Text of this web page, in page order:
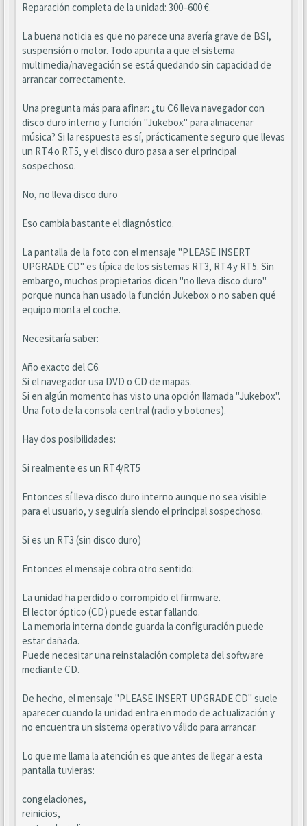
Reparación completa de la unidad: 300–600 €.
La buena noticia es que no parece una avería grave de BSI,
suspensión o motor. Todo apunta a que el sistema
multimedia/navegación se está quedando sin capacidad de
arrancar correctamente.
Una pregunta más para afinar: ¿tu C6 lleva navegador con
disco duro interno y función "Jukebox" para almacenar
música? Si la respuesta es sí, prácticamente seguro que llevas
un RT4 o RT5, y el disco duro pasa a ser el principal
sospechoso.
No, no lleva disco duro
Eso cambia bastante el diagnóstico.
La pantalla de la foto con el mensaje "PLEASE INSERT
UPGRADE CD" es típica de los sistemas RT3, RT4 y RT5. Sin
embargo, muchos propietarios dicen "no lleva disco duro"
porque nunca han usado la función Jukebox o no saben qué
equipo monta el coche.
Necesitaría saber:
Año exacto del C6.
Si el navegador usa DVD o CD de mapas.
Si en algún momento has visto una opción llamada "Jukebox".
Una foto de la consola central (radio y botones).
Hay dos posibilidades:
Si realmente es un RT4/RT5
Entonces sí lleva disco duro interno aunque no sea visible
para el usuario, y seguiría siendo el principal sospechoso.
Si es un RT3 (sin disco duro)
Entonces el mensaje cobra otro sentido:
La unidad ha perdido o corrompido el firmware.
El lector óptico (CD) puede estar fallando.
La memoria interna donde guarda la configuración puede
estar dañada.
Puede necesitar una reinstalación completa del software
mediante CD.
De hecho, el mensaje "PLEASE INSERT UPGRADE CD" suele
aparecer cuando la unidad entra en modo de actualización y
no encuentra un sistema operativo válido para arrancar.
Lo que me llama la atención es que antes de llegar a esta
pantalla tuvieras:
congelaciones,
reinicios,